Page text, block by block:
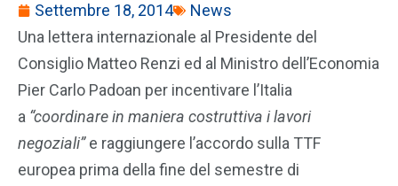
Settembre 18, 2014
News
Una lettera internazionale al Presidente del
Consiglio Matteo Renzi ed al Ministro dell’Economia
Pier Carlo Padoan per incentivare l’Italia
a “coordinare in maniera costruttiva i lavori
negoziali”e raggiungere l’accordo sulla TTF
europea prima della fine del semestre di